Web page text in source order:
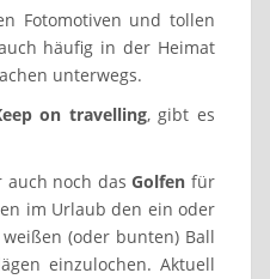
Fotomotiven und tollen
häufig in der Heimat
unterwegs.
on travelling, gibt es
auch noch dasGolfen für
im Urlaub den ein oder
(oder bunten) Ball
einzulochen. Aktuell